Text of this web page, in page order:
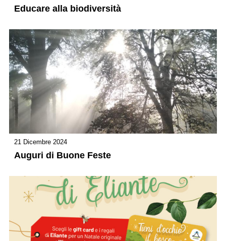
Educare alla biodiversità
21 Dicembre 2024
Auguri di Buone Feste